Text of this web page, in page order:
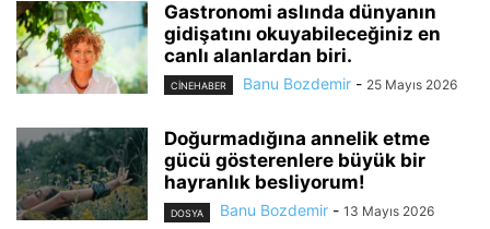
Gastronomi aslında dünyanın
gidişatını okuyabileceğiniz en
canlı alanlardan biri.
CINEHABER Banu Bozdemir - 25 Mayıs 2026
Doğurmadığına annelik etme
gücü gösterenlere büyük bir
hayranlık besliyorum!
DOSYA Banu Bozdemir - 13 Mayıs 2026